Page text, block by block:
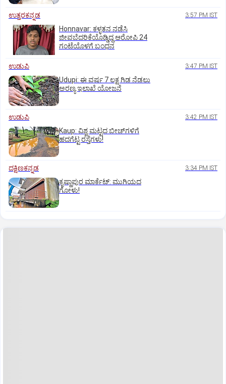
ಉತ್ತರಕನ್ನಡ 3:57 PM IST
Honnavar: ಕಳ್ಳತನ ನಡೆಸಿ
ಜೀವಬೆದರಿಕೆಯೊಡ್ಡಿದ್ದ ಆರೋಪಿ 24
ಗಂಟೆಯೊಳಗೆ ಬಂಧನ
ಉಡುಪಿ 3:47 PM IST
Udupi: ಈ ವರ್ಷ 7 ಲಕ್ಷ ಗಿಡ ನೆಡಲು
ಅರಣ್ಯ ಇಲಾಖೆ ಯೋಜನೆ
ಉಡುಪಿ 3:42 PM IST
Kaup: ವಿಶ್ವ ಮಟ್ಟದ ಬೀಚ್‌ಗಳಿಗೆ
ಹದಗೆಟ್ಟ ರಸ್ತೆಗಳು!
ದಕ್ಷಿಣಕನ್ನಡ 3:34 PM IST
ಕೃಷ್ಣಾಪುರ ಮಾರ್ಕೆಟ್‌: ಮುಗಿಯದ
ಗೋಳು!